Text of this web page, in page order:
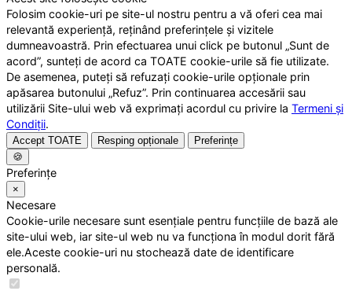
Folosim cookie-uri pe site-ul nostru pentru a vă oferi cea mai
relevantă experiență, reținând preferințele și vizitele
dumneavoastră. Prin efectuarea unui click pe butonul „Sunt de
acord”, sunteți de acord ca TOATE cookie-urile să fie utilizate.
De asemenea, puteți să refuzați cookie-urile opționale prin
apăsarea butonului „Refuz”. Prin continuarea accesării sau
utilizării Site-ului web vă exprimați acordul cu privire la Termeni și
Condiții.
Accept TOATE Resping opționale
Preferințe
🍪
Preferințe
×
Necesare
Cookie-urile necesare sunt esențiale pentru funcțiile de bază ale
site-ului web, iar site-ul web nu va funcționa în modul dorit fără
ele.Aceste cookie-uri nu stochează date de identificare
personală.